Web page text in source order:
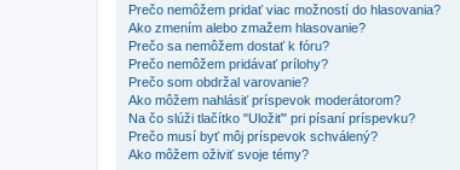
Prečo nemôžem pridať viac možností do hlasovania?
Ako zmením alebo zmažem hlasovanie?
Prečo sa nemôžem dostať k fóru?
Prečo nemôžem pridávať prílohy?
Prečo som obdržal varovanie?
Ako môžem nahlásiť príspevok moderátorom?
Na čo slúži tlačítko "Uložiť" pri písaní príspevku?
Prečo musí byť môj príspevok schválený?
Ako môžem oživiť svoje témy?